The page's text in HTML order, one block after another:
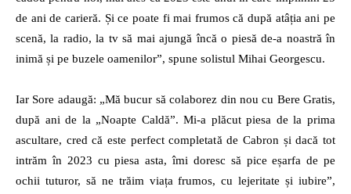
de ani de carieră. Și ce poate fi mai frumos că după atâția ani pe
scenă, la radio, la tv să mai ajungă încă o piesă de-a noastră în
inimă și pe buzele oamenilor”, spune solistul Mihai Georgescu.
Iar Sore adaugă: „Mă bucur să colaborez din nou cu Bere Gratis,
după ani de la „Noapte Caldă”. Mi-a plăcut piesa de la prima
ascultare, cred că este perfect completată de Cabron și dacă tot
intrăm în 2023 cu piesa asta, îmi doresc să pice eșarfa de pe
ochii tuturor, să ne trăim viața frumos, cu lejeritate și iubire”,